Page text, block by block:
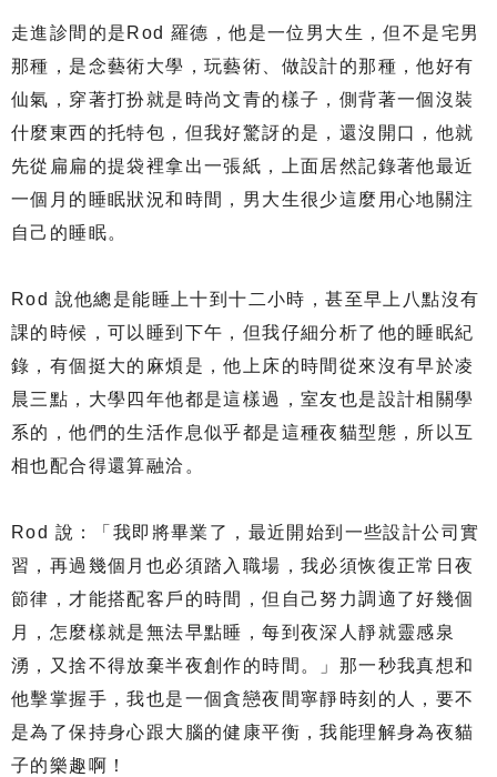
走進診間的是Rod 羅德，他是一位男大生，但不是宅男
那種，是念藝術大學，玩藝術、做設計的那種，他好有
仙氣，穿著打扮就是時尚文青的樣子，側背著一個沒裝
什麼東西的托特包，但我好驚訝的是，還沒開口，他就
先從扁扁的提袋裡拿出一張紙，上面居然記錄著他最近
一個月的睡眠狀況和時間，男大生很少這麼用心地關注
自己的睡眠。
Rod 說他總是能睡上十到十二小時，甚至早上八點沒有
課的時候，可以睡到下午，但我仔細分析了他的睡眠紀
錄，有個挺大的麻煩是，他上床的時間從來沒有早於凌
晨三點，大學四年他都是這樣過，室友也是設計相關學
系的，他們的生活作息似乎都是這種夜貓型態，所以互
相也配合得還算融洽。
Rod 說：「我即將畢業了，最近開始到一些設計公司實
習，再過幾個月也必須踏入職場，我必須恢復正常日夜
節律，才能搭配客戶的時間，但自己努力調適了好幾個
月，怎麼樣就是無法早點睡，每到夜深人靜就靈感泉
湧，又捨不得放棄半夜創作的時間。」那一秒我真想和
他擊掌握手，我也是一個貪戀夜間寧靜時刻的人，要不
是為了保持身心跟大腦的健康平衡，我能理解身為夜貓
子的樂趣啊！